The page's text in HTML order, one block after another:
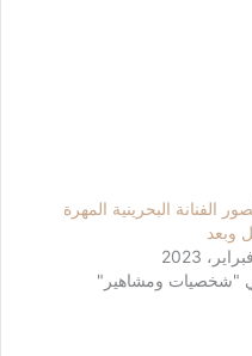
الفنانة البحرينية المهرة
وبعد
"شخصيات ومشاهير"